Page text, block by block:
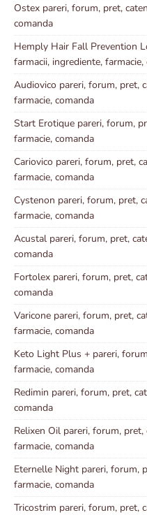
Ostex pareri, forum, pret,
comanda
Hemply Hair Fall Prevention
farmacii, ingrediente, farmacie,
Audiovico pareri, forum, pret,
farmacie, comanda
Start Erotique pareri, forum,
farmacie, comanda
Cariovico pareri, forum, pret,
farmacie, comanda
Cystenon pareri, forum, pret,
farmacie, comanda
Acustal pareri, forum, pret,
comanda
Fortolex pareri, forum, pret,
comanda
Varicone pareri, forum, pret,
farmacie, comanda
Keto Light Plus + pareri,
farmacie, comanda
Redimin pareri, forum, pret,
comanda
Relixen Oil pareri, forum,
farmacie, comanda
Eternelle Night pareri, forum,
farmacie, comanda
Tricostrim pareri, forum, pret,